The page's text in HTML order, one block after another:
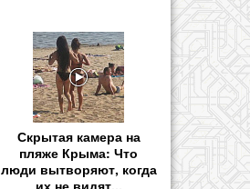
Скрытая камера на
пляже Крыма: Что
люди вытворяют, когда
их не видят...